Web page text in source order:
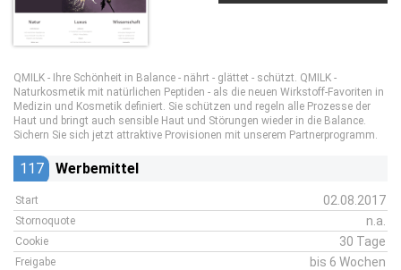
QMILK - Ihre Schönheit in Balance - nährt - glättet - schützt. QMILK -
Naturkosmetik mit natürlichen Peptiden - als die neuen Wirkstoff-Favoriten in
Medizin und Kosmetik definiert. Sie schützen und regeln alle Prozesse der
Haut und bringt auch sensible Haut und Störungen wieder in die Balance.
Sichern Sie sich jetzt attraktive Provisionen mit unserem Partnerprogramm.
117 Werbemittel
Start 02.08.2017
Stornoquote n.a.
Cookie 30 Tage
Freigabe bis 6 Wochen